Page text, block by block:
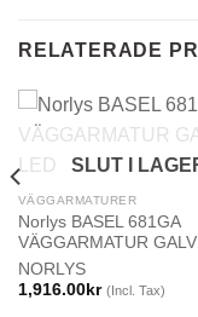
RELATERADE
SLUT I
VÄGGARMATURER
Norlys BASEL 681GA
VÄGGARMATUR
NORLYS
1,916.00kr (Incl. Tax)